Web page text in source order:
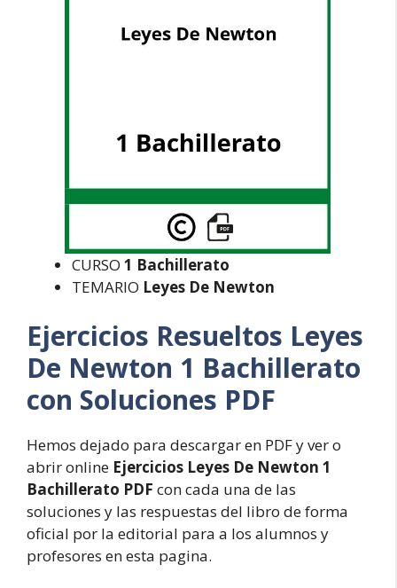
CURSO 1 Bachillerato
TEMARIO Leyes De Newton
Ejercicios Resueltos Leyes
De Newton 1 Bachillerato
con Soluciones PDF
Hemos dejado para descargar en PDF y ver o
abrir online Ejercicios Leyes De Newton 1
Bachillerato PDF con cada una de las
soluciones y las respuestas del libro de forma
oficial por la editorial para a los alumnos y
profesores en esta pagina.